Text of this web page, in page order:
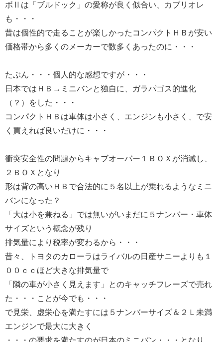
ボⅡは「ブルドック」の愛称が良く似合い、カブリオレ
も・・・
昔は個性的で走ることが楽しかったコンパクトＨＢが安い
価格帯から多くのメーカーで数多くあったのに・・・
たぶん・・・個人的な感想ですが・・・
日本ではＨＢ→ミニバンと独自に、ガラパゴス的進化
（？）をした・・・
コンパクトＨＢは車体は小さく、エンジンも小さく、で安
く買えれば良いだけに・・・
衝突安全性の問題からキャブオーバー１ＢＯＸが消滅し、
２ＢＯＸとなり
形は背の高いＨＢで合法的に５名以上が乗れるようなミニ
バンになった？
「大は小を兼ねる」では無いがいまだに５ナンバー・車体
サイズという概念が残り
排気量により税率が変わるから・・・
昔々、トヨタのカローラはライバルの日産サニーよりも１
００ｃｃほど大きな排気量で
「隣の車が小さく見えます」とのキャッチフレーズで売れ
た・・・ことが今でも・・・
で見栄、虚栄心を満たすには５ナンバーサイズ＆２Ｌ未満
エンジンで最大に大きく
・・・の要求を満たすのが日本のミニバン・・・となり、